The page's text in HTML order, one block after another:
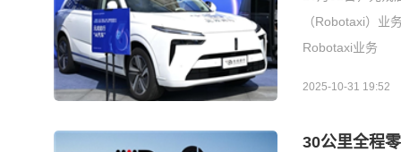
（Robotaxi）业
Robotaxi业务
2025-10-31 19:52
30公里全程